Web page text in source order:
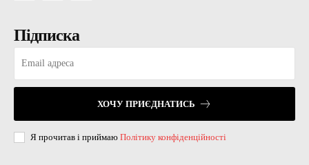
Підписка
ХОЧУ ПРИЄДНАТИСЬ
Я прочитав і приймаю Політику конфіденційності